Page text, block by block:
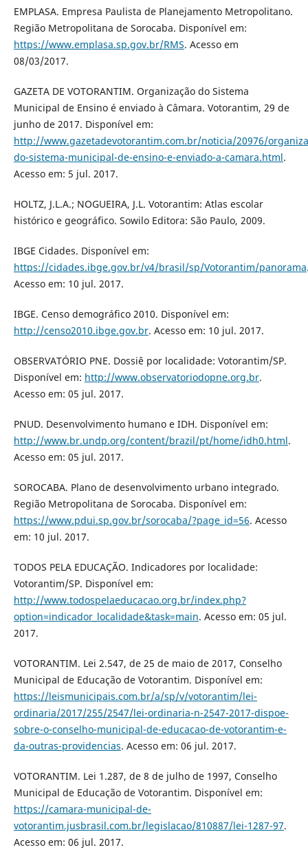
EMPLASA. Empresa Paulista de Planejamento Metropolitano.
Região Metropolitana de Sorocaba. Disponível em:
https://www.emplasa.sp.gov.br/RMS. Acesso em
08/03/2017.
GAZETA DE VOTORANTIM. Organização do Sistema
Municipal de Ensino é enviado à Câmara. Votorantim, 29 de
junho de 2017. Disponível em:
http://www.gazetadevotorantim.com.br/noticia/20976/
do-sistema-municipal-de-ensino-e-enviado-a-camara.html.
Acesso em: 5 jul. 2017.
HOLTZ, J.L.A.; NOGUEIRA, J.L. Votorantim: Atlas escolar
histórico e geográfico. Sowilo Editora: São Paulo, 2009.
IBGE Cidades. Disponível em:
https://cidades.ibge.gov.br/v4/brasil/sp/Votorantim/panorama
Acesso em: 10 jul. 2017.
IBGE. Censo demográfico 2010. Disponível em:
http://censo2010.ibge.gov.br. Acesso em: 10 jul. 2017.
OBSERVATÓRIO PNE. Dossiê por localidade: Votorantim/SP.
Disponível em: http://www.observatoriodopne.org.br.
Acesso em: 05 jul. 2017.
PNUD. Desenvolvimento humano e IDH. Disponível em:
http://www.br.undp.org/content/brazil/pt/home/idh0.html.
Acesso em: 05 jul. 2017.
SOROCABA. Plano de desenvolvimento urbano integrado.
Região Metropolitana de Sorocaba. Disponível em:
https://www.pdui.sp.gov.br/sorocaba/?page_id=56. Acesso
em: 10 jul. 2017.
TODOS PELA EDUCAÇÃO. Indicadores por localidade:
Votorantim/SP. Disponível em:
http://www.todospelaeducacao.org.br/index.php?
option=indicador_localidade&task=main. Acesso em: 05 jul.
2017.
VOTORANTIM. Lei 2.547, de 25 de maio de 2017, Conselho
Municipal de Educação de Votorantim. Disponível em:
https://leismunicipais.com.br/a/sp/v/votorantim/lei-
ordinaria/2017/255/2547/lei-ordinaria-n-2547-2017-dispoe-
sobre-o-conselho-municipal-de-educacao-de-votorantim-e-
da-outras-providencias. Acesso em: 06 jul. 2017.
VOTORANTIM. Lei 1.287, de 8 de julho de 1997, Conselho
Municipal de Educação de Votorantim. Disponível em:
https://camara-municipal-de-
votorantim.jusbrasil.com.br/legislacao/810887/lei-1287-97.
Acesso em: 06 jul. 2017.